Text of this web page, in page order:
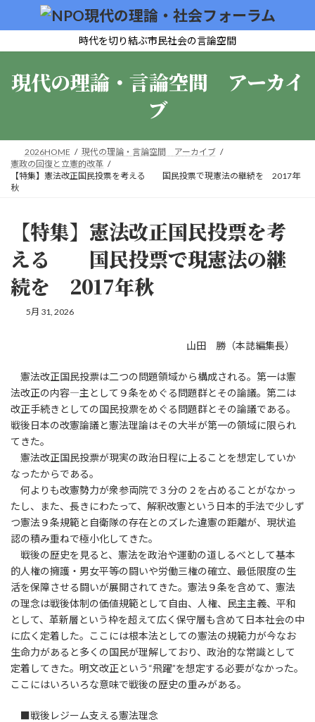
ン
ー
時代を切り結ぶ市民社会の言論空間
現代の理論・言論空間 アーカイ
ブ
2026HOME
現代の理論・言論空間 アーカイブ
憲政の回復と立憲的改革
【特集】憲法改正国民投票を考える 国民投票で現憲法の継続を 2017年
秋
【特集】憲法改正国民投票を考
える 国民投票で現憲法の継
続を 2017年秋
5月 31, 2026
山田 勝（本誌編集長）
憲法改正国民投票は二つの問題領域から構成される。第一は憲
法改正の内容―主として９条をめぐる問題群とその論議。第二は
改正手続きとしての国民投票をめぐる問題群とその論議である。
戦後日本の改憲論議と憲法理論はその大半が第一の領域に限られ
てきた。
憲法改正国民投票が現実の政治日程に上ることを想定していか
なったからである。
何よりも改憲勢力が衆参両院で３分の２を占めることがなかっ
たし、また、長きにわたって、解釈改憲という日本的手法で少しず
つ憲法９条規範と自衛隊の存在とのズレた違憲の距離が、現状追
認の積み重ねで極小化してきた。
戦後の歴史を見ると、憲法を政治や運動の道しるべとして基本
的人権の擁護・男女平等の闘いや労働三権の確立、最低限度の生
活を保障させる闘いが展開されてきた。憲法９条を含めて、憲法
の理念は戦後体制の価値規範として自由、人権、民主主義、平和
として、革新層という枠を超えて広く保守層も含めて日本社会の中
に広く定着した。ここには根本法としての憲法の規範力が今なお
生命力があると多くの国民が理解しており、政治的な常識として
定着してきた。明文改正という“飛躍”を想定する必要がなかった。
ここにはいろいろな意味で戦後の歴史の重みがある。
■戦後レジーム支える憲法理念